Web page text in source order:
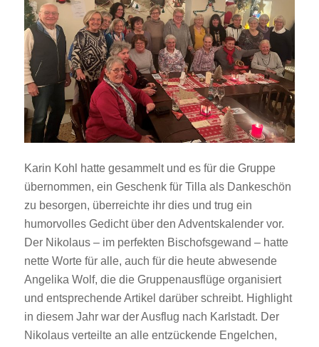
Karin Kohl hatte gesammelt und es für die Gruppe
übernommen, ein Geschenk für Tilla als Dankeschön
zu besorgen, überreichte ihr dies und trug ein
humorvolles Gedicht über den Adventskalender vor.
Der Nikolaus – im perfekten Bischofsgewand – hatte
nette Worte für alle, auch für die heute abwesende
Angelika Wolf, die die Gruppenausflüge organisiert
und entsprechende Artikel darüber schreibt. Highlight
in diesem Jahr war der Ausflug nach Karlstadt. Der
Nikolaus verteilte an alle entzückende Engelchen,